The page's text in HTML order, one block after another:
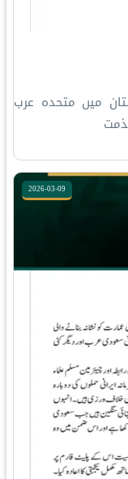
میں متحدہ عرب
2026-03-09